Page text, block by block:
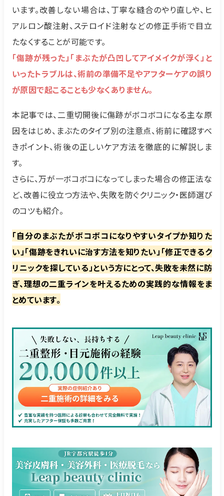
います。改善しない場合は、丁寧な縫合のやり直しや、ヒ
アルロン酸注射、ステロイド注射などの修正手術で目立
たなくすることが可能です。
「傷跡が残った」「まぶたが凸凹してアイメイクが浮く」と
いったトラブルは、術前の準備不足やアフターケアの誤り
が原因で起こることも少なくありません。
本記事では、二重切開後に傷跡がボコボコになる主な原
因をはじめ、まぶたのタイプ別の注意点、術前に確認すべ
きポイント、術後の正しいケア方法を徹底的に解説しま
す。
さらに、万が一ボコボコになってしまった場合の修正法な
ど、改善に役立つ方法や、失敗を防ぐクリニック・医師選び
のコツも紹介。
「自分のまぶたがボコボコになりやすいタイプか知りた
い」「傷跡をきれいに治す方法を知りたい」「修正できるク
リニックを探している」という方にとって、失敗を未然に防
ぎ、理想の二重ラインを叶えるための実践的な情報をま
とめています。